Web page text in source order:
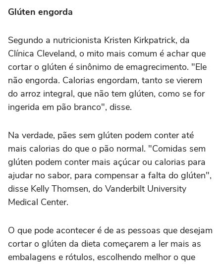
Glúten engorda
Segundo a nutricionista Kristen Kirkpatrick, da
Clínica Cleveland, o mito mais comum é achar que
cortar o glúten é sinônimo de emagrecimento. "Ele
não engorda. Calorias engordam, tanto se vierem
do arroz integral, que não tem glúten, como se for
ingerida em pão branco", disse.
Na verdade, pães sem glúten podem conter até
mais calorias do que o pão normal. "Comidas sem
glúten podem conter mais açúcar ou calorias para
ajudar no sabor, para compensar a falta do glúten",
disse Kelly Thomsen, do Vanderbilt University
Medical Center.
O que pode acontecer é de as pessoas que desejam
cortar o glúten da dieta começarem a ler mais as
embalagens e rótulos, escolhendo melhor o que